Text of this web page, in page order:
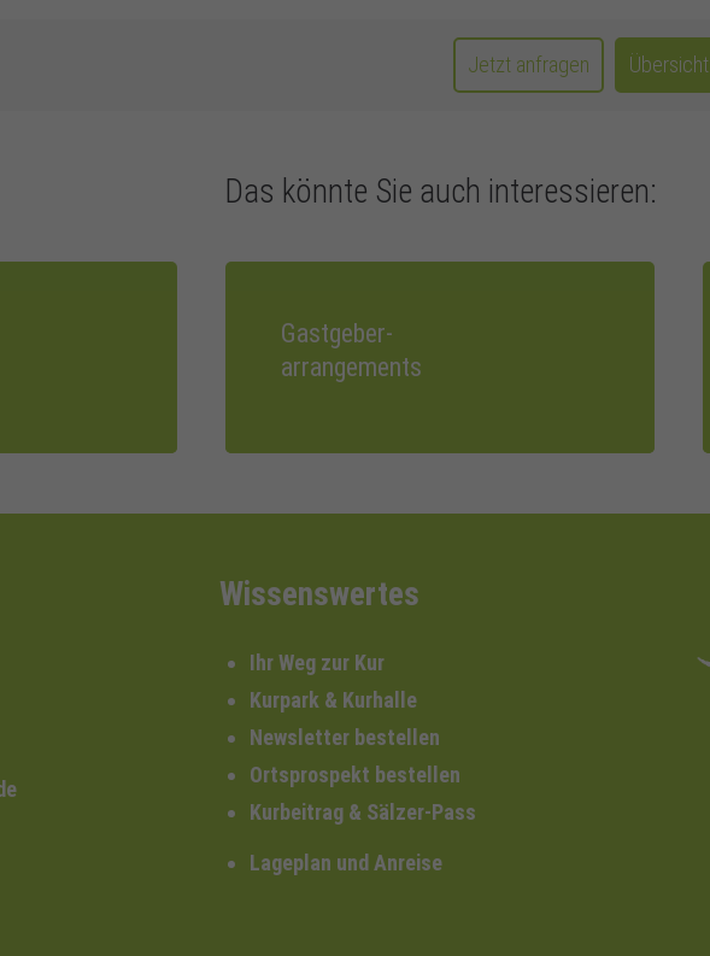
Jetzt anfragen
Das könnte Sie auch interessieren:
Gastgeber-
arrangements
Wissenswertes
Ihr Weg zur Kur
Kurpark & Kurhalle
Newsletter bestellen
Ortsprospekt bestellen
Kurbeitrag & Sälzer-Pass
Lageplan und Anreise